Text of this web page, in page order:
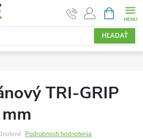
HĽADAŤ
KOŠÍK
TRI-GRIP
Podrobnosti hodnotenia